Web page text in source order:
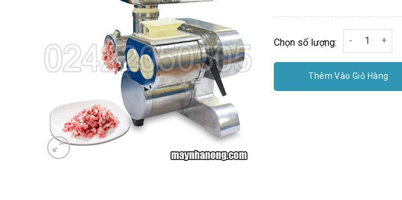
Máy thái,
Chọn số lượng:
Thêm Vào Giỏ Hàng